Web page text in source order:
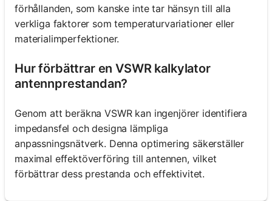
förhållanden, som kanske inte tar hänsyn till alla
verkliga faktorer som temperaturvariationer eller
materialimperfektioner.
Hur förbättrar en VSWR kalkylator
antennprestandan?
Genom att beräkna VSWR kan ingenjörer identifiera
impedansfel och designa lämpliga
anpassningsnätverk. Denna optimering säkerställer
maximal effektöverföring till antennen, vilket
förbättrar dess prestanda och effektivitet.